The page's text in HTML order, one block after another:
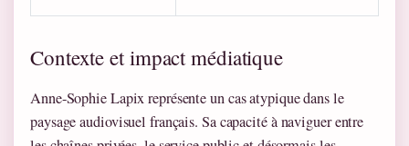
Contexte et impact médiatique
Anne-Sophie Lapix représente un cas atypique dans le
paysage audiovisuel français. Sa capacité à naviguer entre